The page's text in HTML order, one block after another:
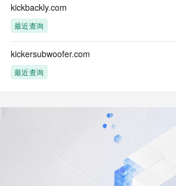
kickbackly.com
最近查询
kickersubwoofer.com
最近查询